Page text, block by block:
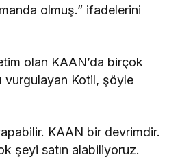
olmuş.” ifadelerini
olan KAAN’da birçok
vurgulayan Kotil, şöyle
KAAN bir devrimdir.
şeyi satın alabiliyoruz.